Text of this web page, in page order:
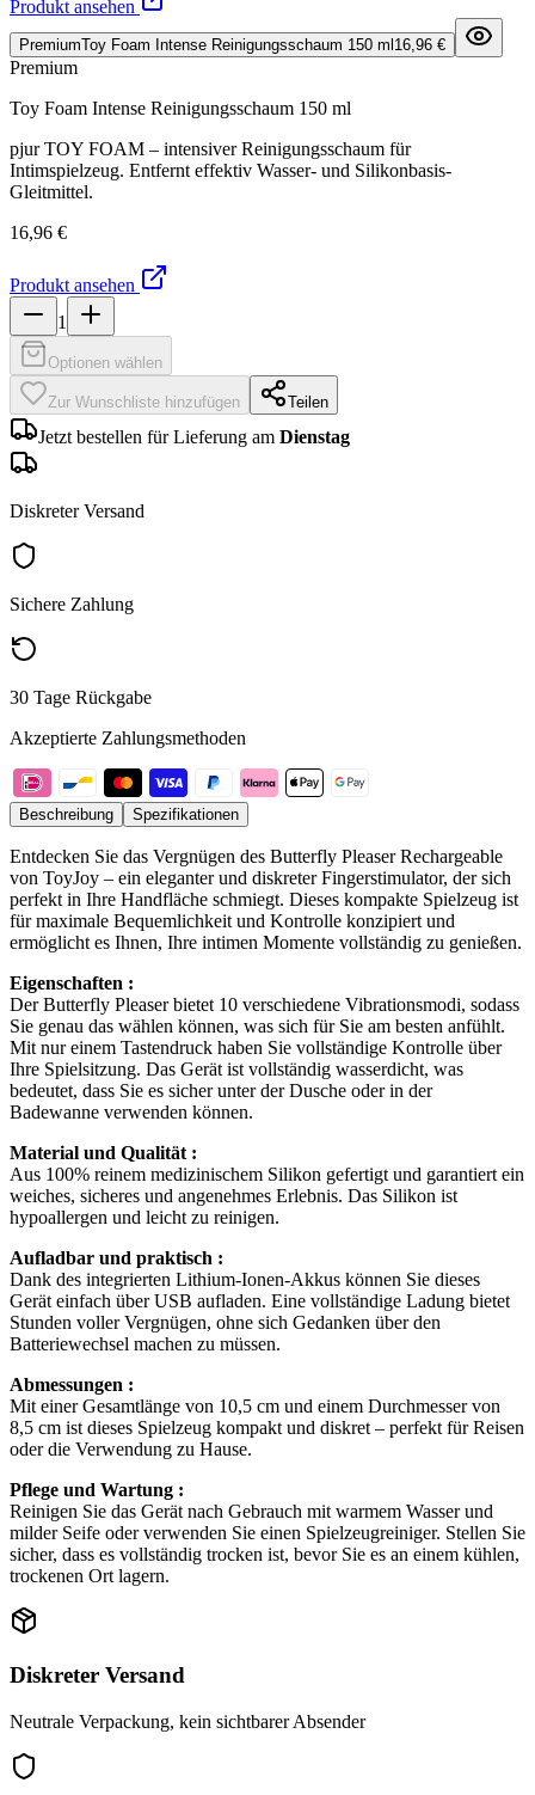
Produkt ansehen
PremiumToy Foam Intense Reinigungsschaum 150 ml 16,96 €
Premium
Toy Foam Intense Reinigungsschaum 150 ml
pjur TOY FOAM – intensiver Reinigungsschaum für
Intimspielzeug. Entfernt effektiv Wasser- und Silikonbasis-
Gleitmittel.
16,96 €
Produkt ansehen
1
Optionen wählen
Zur Wunschliste hinzufügen Teilen
Jetzt bestellen für Lieferung am Dienstag
Diskreter Versand
Sichere Zahlung
30 Tage Rückgabe
Akzeptierte Zahlungsmethoden
Beschreibung Spezifikationen
Entdecken Sie das Vergnügen des Butterfly Pleaser Rechargeable
von ToyJoy – ein eleganter und diskreter Fingerstimulator, der sich
perfekt in Ihre Handfläche schmiegt. Dieses kompakte Spielzeug ist
für maximale Bequemlichkeit und Kontrolle konzipiert und
ermöglicht es Ihnen, Ihre intimen Momente vollständig zu genießen.
Eigenschaften :
Der Butterfly Pleaser bietet 10 verschiedene Vibrationsmodi, sodass
Sie genau das wählen können, was sich für Sie am besten anfühlt.
Mit nur einem Tastendruck haben Sie vollständige Kontrolle über
Ihre Spielsitzung. Das Gerät ist vollständig wasserdicht, was
bedeutet, dass Sie es sicher unter der Dusche oder in der
Badewanne verwenden können.
Material und Qualität :
Aus 100% reinem medizinischem Silikon gefertigt und garantiert ein
weiches, sicheres und angenehmes Erlebnis. Das Silikon ist
hypoallergen und leicht zu reinigen.
Aufladbar und praktisch :
Dank des integrierten Lithium-Ionen-Akkus können Sie dieses
Gerät einfach über USB aufladen. Eine vollständige Ladung bietet
Stunden voller Vergnügen, ohne sich Gedanken über den
Batteriewechsel machen zu müssen.
Abmessungen :
Mit einer Gesamtlänge von 10,5 cm und einem Durchmesser von
8,5 cm ist dieses Spielzeug kompakt und diskret – perfekt für Reisen
oder die Verwendung zu Hause.
Pflege und Wartung :
Reinigen Sie das Gerät nach Gebrauch mit warmem Wasser und
milder Seife oder verwenden Sie einen Spielzeugreiniger. Stellen Sie
sicher, dass es vollständig trocken ist, bevor Sie es an einem kühlen,
trockenen Ort lagern.
Diskreter Versand
Neutrale Verpackung, kein sichtbarer Absender